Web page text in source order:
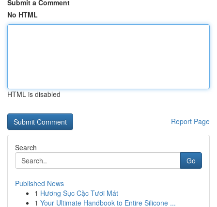
Submit a Comment
No HTML
HTML is disabled
Report Page
Search
Go
Published News
1 Hương Sục Cặc Tươi Mát
1 Your Ultimate Handbook to Entire Silicone ...